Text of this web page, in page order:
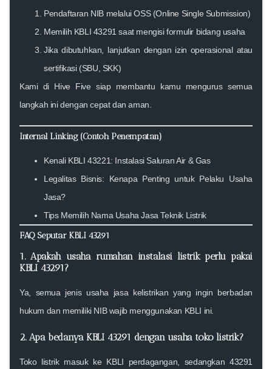
Pendaftaran NIB melalui OSS(Online Single Submission)
Memilih KBLI 43291 saat mengisi formulir bidang usaha
Jika dibutuhkan, lanjutkan dengan izin operasional atau
sertifikasi (SBU, SKK)
Kami di Hive Five siap membantu kamu mengurus semua
langkah ini dengan cepat dan aman.
Internal Linking (Contoh Penempatan)
Kenali KBLI 43221: Instalasi Saluran Air & Gas
Legalitas Bisnis: Kenapa Penting untuk Pelaku Usaha
Jasa?
Tips Memilih Nama Usaha Jasa Teknik Listrik
FAQ Seputar KBLI 43291
1. Apakah usaha rumahan instalasi listrik perlu pakai
KBLI 43291?
Ya, semua jenis usaha jasa kelistrikan yang ingin berbadan
hukum dan memiliki NIB wajib menggunakan KBLI ini.
2. Apa bedanya KBLI 43291 dengan usaha toko listrik?
Toko listrik masuk ke KBLI perdagangan, sedangkan 43291